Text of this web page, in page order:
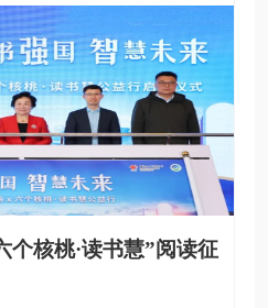
个核桃·读书慧”阅读征